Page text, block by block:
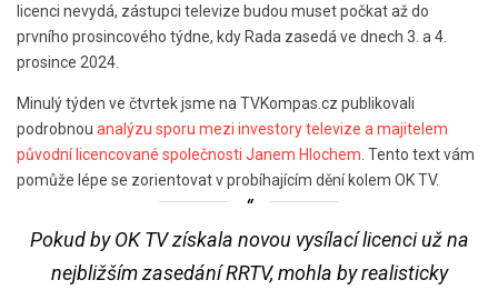
licenci nevydá, zástupci televize budou muset počkat až do
prvního prosincového týdne, kdy Rada zasedá ve dnech 3. a 4.
prosince 2024.
Minulý týden ve čtvrtek jsme na TVKompas.cz publikovali
podrobnou analýzu sporu mezi investory televize a majitelem
původní licencované společnosti Janem Hlochem . Tento text vám
pomůže lépe se zorientovat v probíhajícím dění kolem OK TV.
Pokud by OK TV získala novou vysílací licenci už na
nejbližším zasedání RRTV, mohla by realisticky